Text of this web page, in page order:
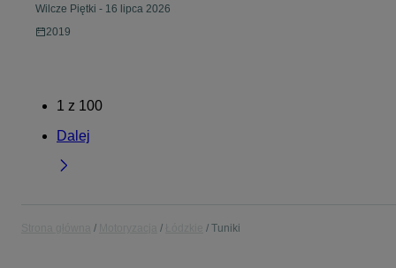
Wilcze Piętki - 16 lipca 2026
2019
1 z 100
Dalej
Tuniki